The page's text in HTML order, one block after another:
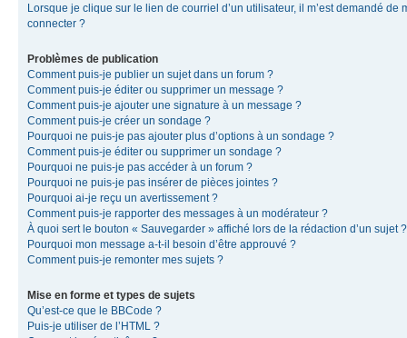
Lorsque je clique sur le lien de courriel d’un utilisateur, il m’est demandé de
connecter ?
Problèmes de publication
Comment puis-je publier un sujet dans un forum ?
Comment puis-je éditer ou supprimer un message ?
Comment puis-je ajouter une signature à un message ?
Comment puis-je créer un sondage ?
Pourquoi ne puis-je pas ajouter plus d’options à un sondage ?
Comment puis-je éditer ou supprimer un sondage ?
Pourquoi ne puis-je pas accéder à un forum ?
Pourquoi ne puis-je pas insérer de pièces jointes ?
Pourquoi ai-je reçu un avertissement ?
Comment puis-je rapporter des messages à un modérateur ?
À quoi sert le bouton « Sauvegarder » affiché lors de la rédaction d’un sujet ?
Pourquoi mon message a-t-il besoin d’être approuvé ?
Comment puis-je remonter mes sujets ?
Mise en forme et types de sujets
Qu’est-ce que le BBCode ?
Puis-je utiliser de l’HTML ?